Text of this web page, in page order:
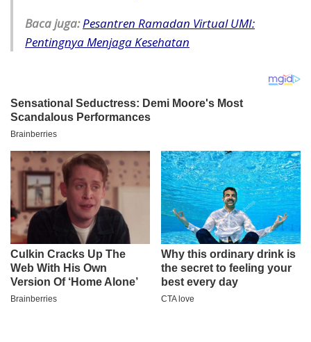
Baca juga:Pesantren Ramadan Virtual UMI:
Pentingnya Menjaga Kesehatan